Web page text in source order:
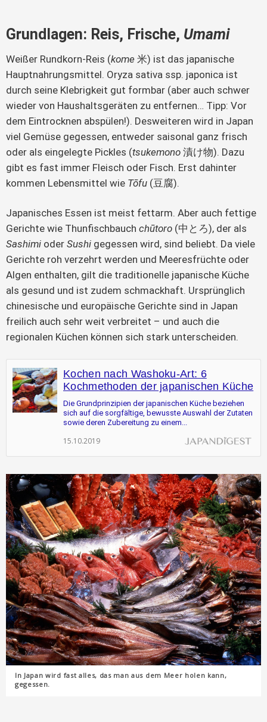
Grundlagen: Reis, Frische, Umami
Weißer Rundkorn-Reis (kome 米) ist das japanische
Hauptnahrungsmittel. Oryza sativa ssp. japonica ist
durch seine Klebrigkeit gut formbar (aber auch schwer
wieder von Haushaltsgeräten zu entfernen… Tipp: Vor
dem Eintrocknen abspülen!). Desweiteren wird in Japan
viel Gemüse gegessen, entweder saisonal ganz frisch
oder als eingelegte Pickles (tsukemono 漬け物). Dazu
gibt es fast immer Fleisch oder Fisch. Erst dahinter
kommen Lebensmittel wie Tōfu (豆腐).
Japanisches Essen ist meist fettarm. Aber auch fettige
Gerichte wie Thunfischbauch chūtoro (中とろ), der als
Sashimi oder Sushi gegessen wird, sind beliebt. Da viele
Gerichte roh verzehrt werden und Meeresfrüchte oder
Algen enthalten, gilt die traditionelle japanische Küche
als gesund und ist zudem schmackhaft. Ursprünglich
chinesische und europäische Gerichte sind in Japan
freilich auch sehr weit verbreitet – und auch die
regionalen Küchen können sich stark unterscheiden.
Kochen nach Washoku-Art: 6
Kochmethoden der japanischen Küche
Die Grundprinzipien der japanischen Küche beziehen
sich auf die sorgfältige, bewusste Auswahl der Zutaten
sowie deren Zubereitung zu einem...
15.10.2019
In Japan wird fast alles, das man aus dem Meer holen kann,
gegessen.